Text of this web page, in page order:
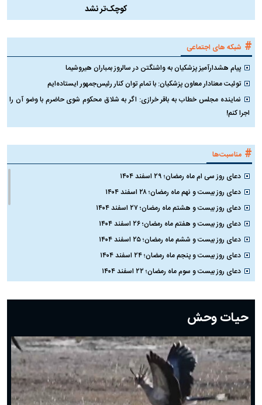
کوچک‌تر نشد
# شبکه های اجتماعی
پیام هشدارآمیز پزشکیان به واشنگتن در سالروز بمباران هیروشیما
توئیت معنادار معاون پزشکیان: با تمام توان کنار رئیس‌جمهور ایستاده‌ایم
نماینده مجلس خطاب به باقر خرازی: اگر به شلاق محکوم شوی حاضرم با وضو آن را
اجرا کنم!
# مناسبت‌ها
دعای روز سی ام ماه رمضان؛ ۲۹ اسفند ۱۴۰۴
دعای روز بیست و نهم ماه رمضان؛ ۲۸ اسفند ۱۴۰۴
دعای روز بیست و هشتم ماه رمضان؛ ۲۷ اسفند ۱۴۰۴
دعای روز بیست و هفتم ماه رمضان؛ ۲۶ اسفند ۱۴۰۴
دعای روز بیست و ششم ماه رمضان؛ ۲۵ اسفند ۱۴۰۴
دعای روز بیست و پنجم ماه رمضان؛ ۲۴ اسفند ۱۴۰۴
دعای روز بیست و سوم ماه رمضان؛ ۲۲ اسفند ۱۴۰۴
دعای روز بیستم ماه رمضان؛ ۱۹ اسفند ۱۴۰۴
دعای روز هشتم ماه مبارک رمضان؛ ۷ اسفند ماه ۱۴۰۴
دعای روز هفتم ماه رمضان؛ ۶ اسفند ۱۴۰۴
دعای روز ششم ماه رمضان؛ ۵ اسفند ۱۴۰۴
دعای روز پنجم ماه رمضان؛ ۴ اسفند ۱۴۰۴
دعای روز چهارم ماه مبارک رمضان؛ ۳ اسفند ۱۴۰۴
دعای روز سوم ماه مبارک رمضان؛ ۱۴ اسفند ۱۴۰۴
حیات وحش